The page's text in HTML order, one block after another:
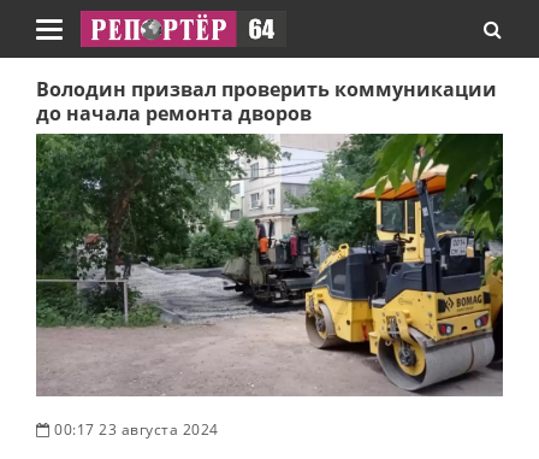
Навигация
Володин призвал проверить коммуникации
до начала ремонта дворов
00:17 23 августа 2024